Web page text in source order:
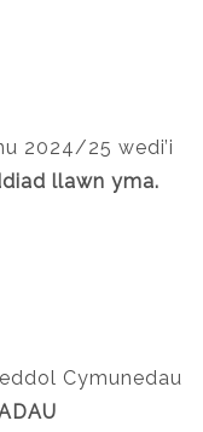
2024/25 wedi’i
llawn yma.
Cymunedau